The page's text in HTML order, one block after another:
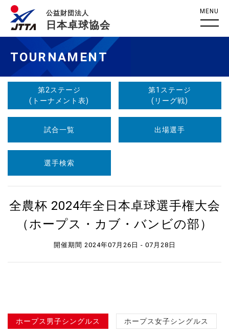
公益財団法人
日本卓球協会
MENU
TOURNAMENT
第2ステージ
(トーナメント表)
第1ステージ
(リーグ戦)
試合一覧 出場選手
選手検索
全農杯 2024年全日本卓球選手権大会
（ホープス・カブ・バンビの部）
開催期間 2024年07月26日 - 07月28日
ホープス男子シングルス ホープス女子シングルス